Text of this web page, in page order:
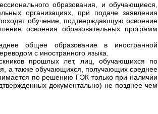
образования, и обучающиеся,
организациях, при подаче заявления
обучение, подтверждающую освоение
освоения образовательных программ
общее образование в иностранной
с иностранного языка.
прошлых лет, лиц, обучающихся по
а также обучающихся, получающих среднее
по решению ГЭК только при наличии
документально) не позднее чем